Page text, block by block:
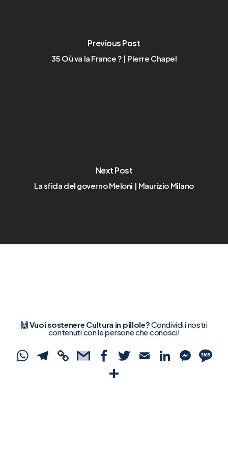
Previous Post
35 Où va la France ? | Pierre Chapel
Next Post
La sfida del governo Meloni | Maurizio Milano
🙌 Vuoi sostenere Cultura in pillole?Condividi i nostri
contenuti con le persone che conosci!
WhatsApp
Telegram
CopyGmailFacebook
Twitter
Email